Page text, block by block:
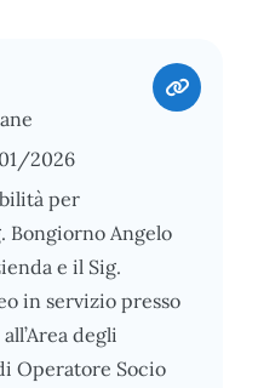
2026
per
Bongiorno Angelo
e il Sig.
in servizio presso
degli
Operatore Socio